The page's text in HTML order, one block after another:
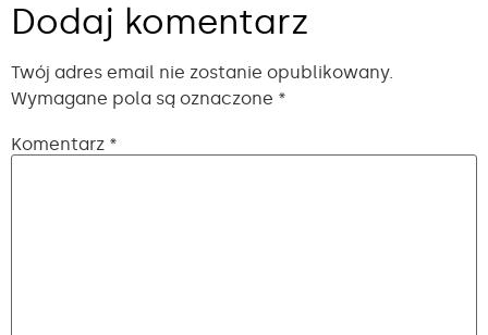
Dodaj komentarz
Twój adres email nie zostanie opublikowany.
Wymagane pola są oznaczone *
Komentarz *